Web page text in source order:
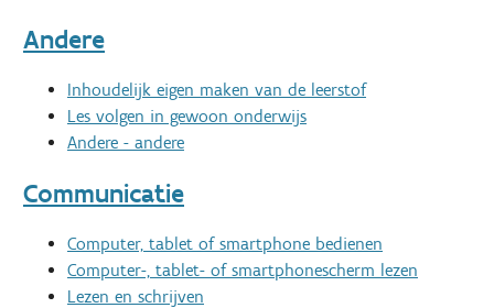
Andere
Inhoudelijk eigen maken van de leerstof
Les volgen in gewoon onderwijs
Andere - andere
Communicatie
Computer, tablet of smartphone bedienen
Computer-, tablet- of smartphonescherm lezen
Lezen en schrijven